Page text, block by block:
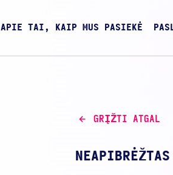
APIE TAI, KAIP MUS PASIEKĖ
GRĮŽTI ATGAL